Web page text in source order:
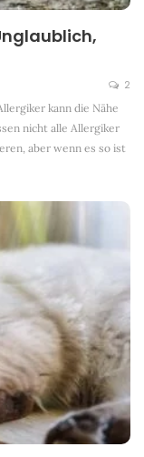
2
kann die Nähe
nicht alle Allergiker
aber wenn es so ist